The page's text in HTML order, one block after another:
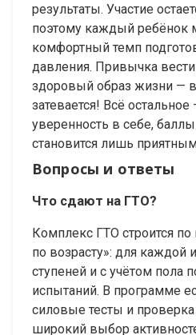
результаты. Участие
поэтому каждый ребёнок
комфортный темп
давления. Привычка
здоровый образ жизни —
затевается! Всё
уверенность в себе,
становится лишь
Вопросы и ответы
Что сдают на ГТО?
Комплекс ГТО строится
по возрасту»: для каждой
ступеней и с учётом пола
испытаний. В программе
силовые тесты и
широкий выбор